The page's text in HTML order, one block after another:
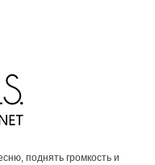
поднять громкость и